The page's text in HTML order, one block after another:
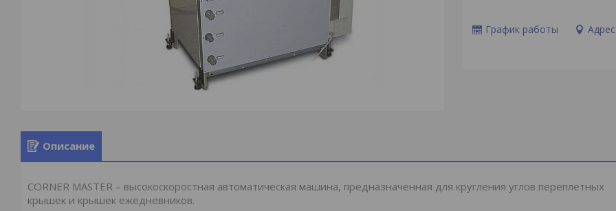
График работы
Описание
CORNER MASTER – высокоскоростная автоматическая машина, предназначенная для кругления углов переплетных
крышек и крышек ежедневников.